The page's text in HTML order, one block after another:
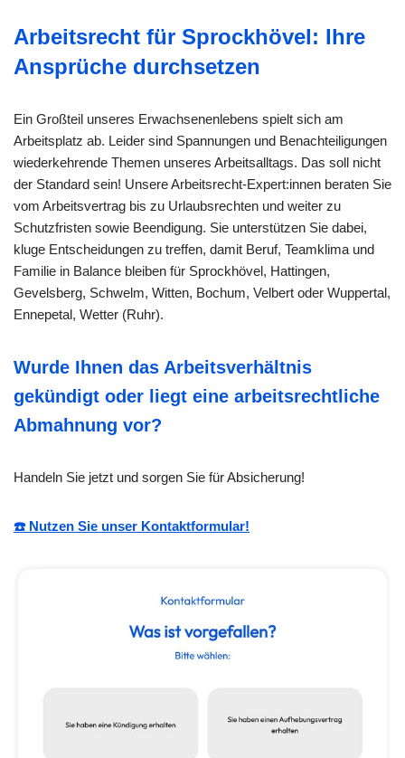
Arbeitsrecht für Sprockhövel: Ihre
Ansprüche durchsetzen
Ein Großteil unseres Erwachsenenlebens spielt sich am
Arbeitsplatz ab. Leider sind Spannungen und Benachteiligungen
wiederkehrende Themen unseres Arbeitsalltags. Das soll nicht
der Standard sein! Unsere Arbeitsrecht-Expert:innen beraten Sie
vom Arbeitsvertrag bis zu Urlaubsrechten und weiter zu
Schutzfristen sowie Beendigung. Sie unterstützen Sie dabei,
kluge Entscheidungen zu treffen, damit Beruf, Teamklima und
Familie in Balance bleiben für Sprockhövel, Hattingen,
Gevelsberg, Schwelm, Witten, Bochum, Velbert oder Wuppertal,
Ennepetal, Wetter (Ruhr).
Wurde Ihnen das Arbeitsverhältnis
gekündigt oder liegt eine arbeitsrechtliche
Abmahnung vor?
Handeln Sie jetzt und sorgen Sie für Absicherung!
☎️ Nutzen Sie unser Kontaktformular!